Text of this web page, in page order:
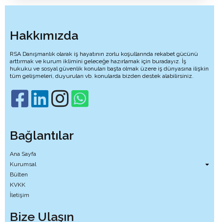
Hakkımızda
RSA Danışmanlık olarak iş hayatının zorlu koşullarında rekabet gücünü
arttırmak ve kurum iklimini geleceğe hazırlamak için buradayız. İş
hukuku ve sosyal güvenlik konuları başta olmak üzere iş dünyasına ilişkin
tüm gelişmeleri, duyuruları vb. konularda bizden destek alabilirsiniz.
Bağlantılar
Ana Sayfa
Kurumsal
Bülten
KVKK
İletişim
Bize Ulaşın